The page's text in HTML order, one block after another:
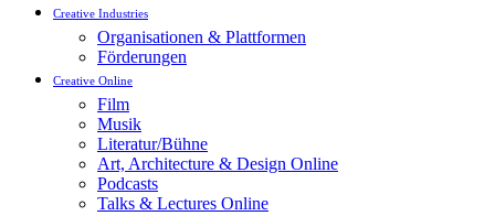
Creative Industries
Organisationen & Plattformen
Förderungen
Creative Online
Film
Musik
Literatur/Bühne
Art, Architecture & Design Online
Podcasts
Talks & Lectures Online